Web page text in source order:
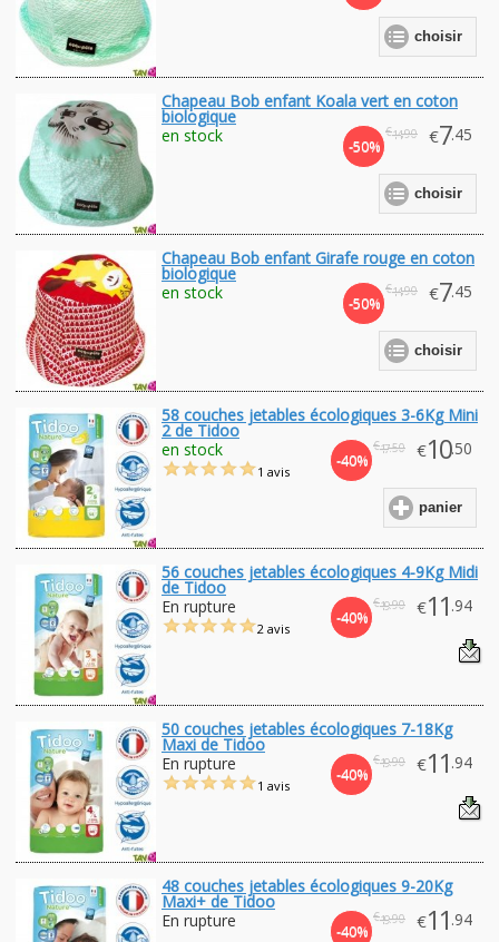
choisir
Chapeau Bob enfant Koala vert en coton
biologique
-50%
€14.90 €7.45
en stock
choisir
Chapeau Bob enfant Girafe rouge en coton
biologique
-50%
€14.90 €7.45
en stock
choisir
58 couches jetables écologiques 3-6Kg Mini
2 de Tidoo
-40%
€17.50 €10.50
en stock
panier
1 avis
56 couches jetables écologiques 4-9Kg Midi
de Tidoo
-40%
€19.90 €11 .94
En rupture
2 avis
50 couches jetables écologiques 7-18Kg
Maxi de Tidoo
-40%
€19.90 €11 .94
En rupture
1 avis
48 couches jetables écologiques 9-20Kg
Maxi+ de Tidoo
-40%
€19.90 €11 .94
En rupture